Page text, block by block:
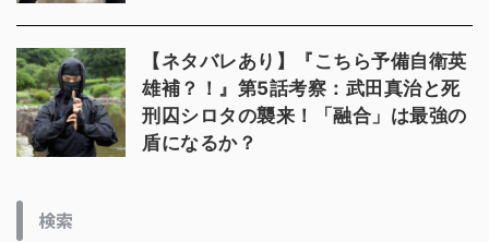
【ネタバレあり】『こちら予備自衛英
雄補？！』第5話考察：武田真治と死
刑囚シロタの襲来！「融合」は最強の
盾になるか？
検索